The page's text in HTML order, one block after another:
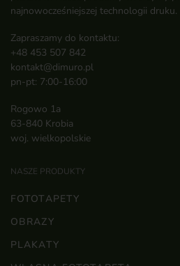
najnowocześniejszej technologii
Zapraszamy do kontaktu:
+48 453 507 842
kontakt@dimuro.pl
pn-pt: 7:00-16:00
Rogowo 1a
63-840 Krobia
woj. wielkopolskie
NASZE PRODUKTY
FOTOTAPETY
OBRAZY
PLAKATY